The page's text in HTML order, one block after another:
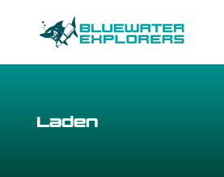
Laden